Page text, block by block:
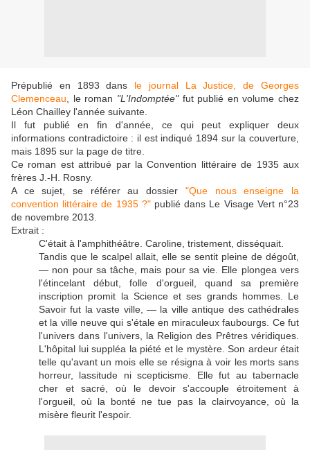
Prépublié en 1893 dans le journal La Justice, de Georges
Clemenceau , le roman "L'Indomptée"fut publié en volume chez
Léon Chailley l'année suivante.
Il fut publié en fin d'année, ce qui peut expliquer deux
informations contradictoire : il est indiqué 1894 sur la couverture,
mais 1895 sur la page de titre.
Ce roman est attribué par la Convention littéraire de 1935 aux
frères J.-H. Rosny.
A ce sujet, se référer au dossier "Que nous enseigne la
convention littéraire de 1935 ?"publié dans Le Visage Vert n°23
de novembre 2013.
Extrait :
C'était à l'amphithéâtre. Caroline, tristement, disséquait.
Tandis que le scalpel allait, elle se sentit pleine de dégoût,
— non pour sa tâche, mais pour sa vie. Elle plongea vers
l'étincelant début, folle d'orgueil, quand sa première
inscription promit la Science et ses grands hommes. Le
Savoir fut la vaste ville, — la ville antique des cathédrales
et la ville neuve qui s'étale en miraculeux faubourgs. Ce fut
l'univers dans l'univers, la Religion des Prêtres véridiques.
L'hôpital lui suppléa la piété et le mystère. Son ardeur était
telle qu'avant un mois elle se résigna à voir les morts sans
horreur, lassitude ni scepticisme. Elle fut au tabernacle
cher et sacré, où le devoir s'accouple étroitement à
l'orgueil, où la bonté ne tue pas la clairvoyance, où la
misère fleurit l'espoir.